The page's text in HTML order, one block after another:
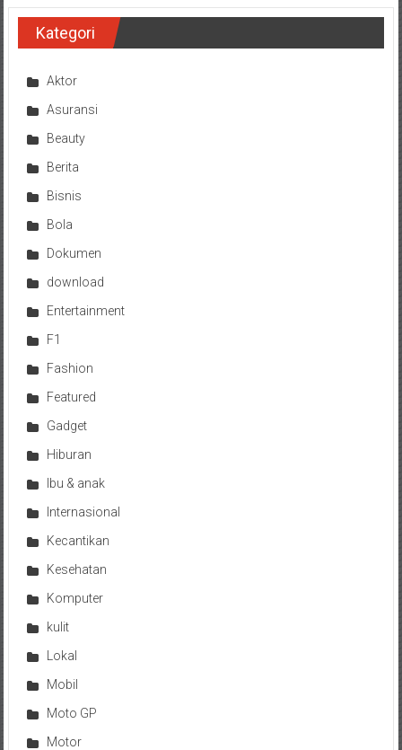
Kategori
Aktor
Asuransi
Beauty
Berita
Bisnis
Bola
Dokumen
download
Entertainment
F1
Fashion
Featured
Gadget
Hiburan
Ibu & anak
Internasional
Kecantikan
Kesehatan
Komputer
kulit
Lokal
Mobil
Moto GP
Motor